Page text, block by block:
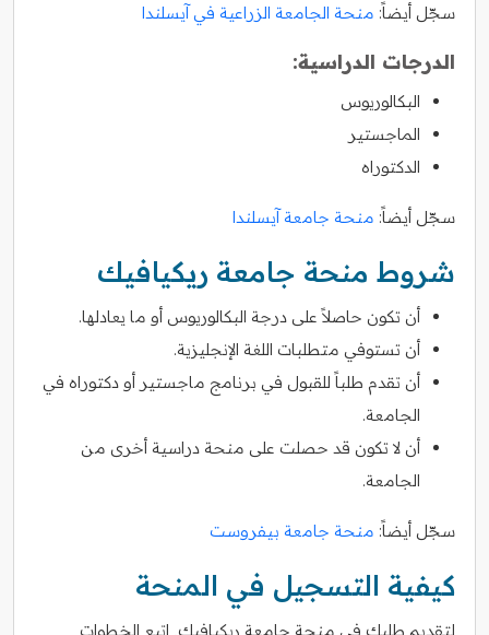
سجّل أيضاً: منحة الجامعة الزراعية في آيسلندا
الدرجات الدراسية:
البكالوريوس
الماجستير
الدكتوراه
سجّل أيضاً: منحة جامعة آيسلندا
شروط منحة جامعة ريكيافيك
أن تكون حاصلاً على درجة البكالوريوس أو ما يعادلها.
أن تستوفي متطلبات اللغة الإنجليزية.
أن تقدم طلباً للقبول في برنامج ماجستير أو دكتوراه في
الجامعة.
أن لا تكون قد حصلت على منحة دراسية أخرى من
الجامعة.
سجّل أيضاً: منحة جامعة بيفروست
كيفية التسجيل في المنحة
لتقديم طلبك في منحة جامعة ريكيافيك, اتبع الخطوات